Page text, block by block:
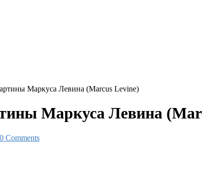
Маркуса Левина (Marcus Levine)
Маркуса Левина
0 Comments